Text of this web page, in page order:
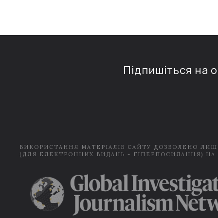
Підпишіться на
ВИКОРИСТАННЯ МАТЕРІАЛІВ САЙТУ ДОЗВОЛЕНО
(ДЛЯ ЕЛЕКТРОННИХ ВИДАНЬ - ГІПЕРПОСИЛАННЯ) НА